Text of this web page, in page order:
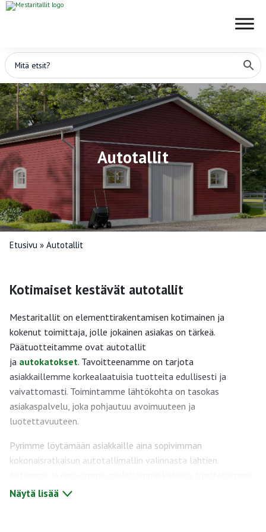
Autotallit
Etusivu » Autotallit
Kotimaiset kestävät autotallit
Mestaritallit on elementtirakentamisen kotimainen ja
kokenut toimittaja, jolle jokainen asiakas on tärkeä.
Päätuotteitamme ovat autotallit
ja autokatokset. Tavoitteenamme on tarjota
asiakkaillemme korkealaatuisia tuotteita edullisesti ja
vaivattomasti. Toimintamme lähtökohta on tasokas
asiakaspalvelu, joka pohjautuu avoimuuteen ja
luotettavuuteen.
Pyrimme löytämään asiakkaille aina sopivimman
kokonaisratkaisun autotallimallin valinnasta lähtien.
liittyvissä asioissa. Myyjämme antavat mielellään lisätietoja
Näytä lisää